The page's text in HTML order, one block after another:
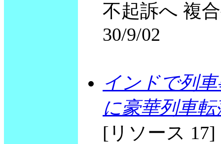
不起訴へ 複
30/9/02
インドで列
に豪華列車転
[リソース 17]